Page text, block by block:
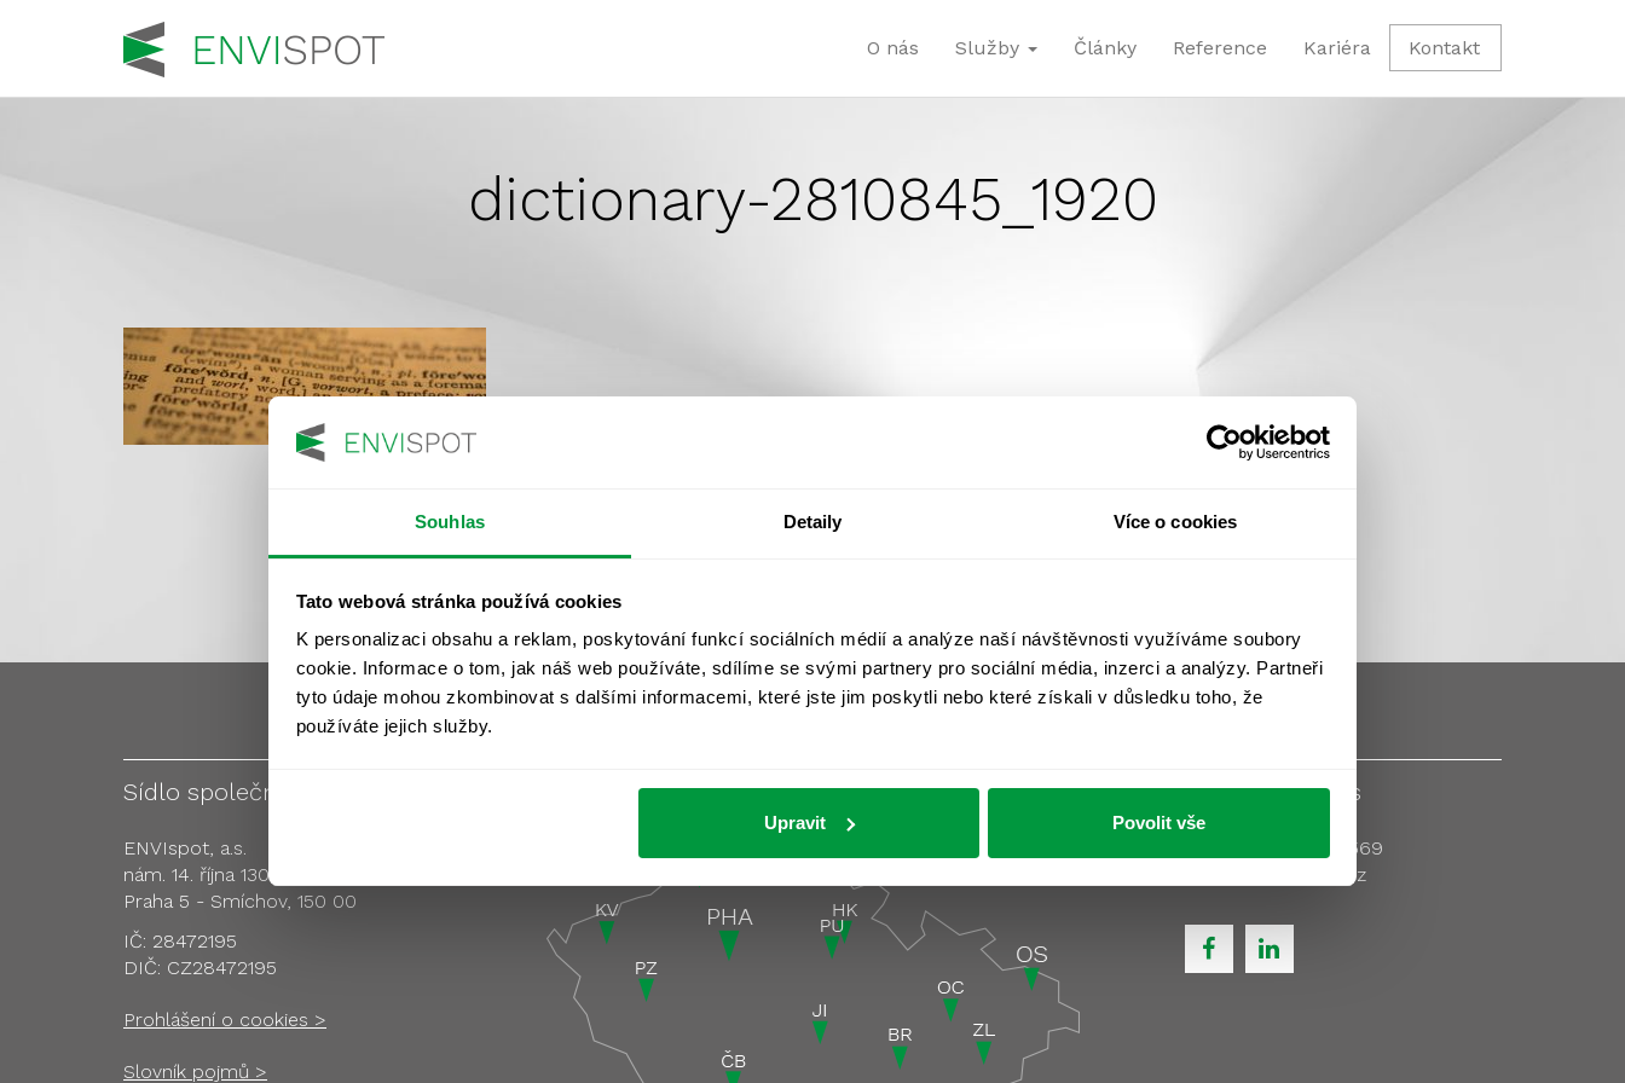
Souhlas Detaily Více o cookies
Tato webová stránka používá cookies
K personalizaci obsahu a reklam, poskytování funkcí sociálních médií a analýze naší návštěvnosti využíváme soubory
cookie. Informace o tom, jak náš web používáte, sdílíme se svými partnery pro sociální média, inzerci a analýzy. Partneři
tyto údaje mohou zkombinovat s dalšími informacemi, které jste jim poskytli nebo které získali v důsledku toho, že
používáte jejich služby.
Upravit Povolit vše
O nás Služby Články Reference Kariéra Kontakt
dictionary-2810845_1920
Sídlo společnosti
ENVIspot, a.s.
nám. 14. října 1307/2
Praha 5 - Smíchov, 150 00
IČ: 28472195
DIČ: CZ28472195
Prohlášení o cookies >
Slovník pojmů >
Pobočky podrobně > Kontaktujte nás
+420 244 404 569
info@envispot.cz